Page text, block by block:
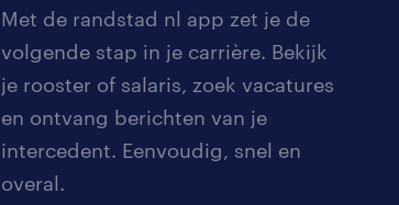
Met de randstad nl app zet je de
volgende stap in je carrière. Bekijk
je rooster of salaris, zoek vacatures
en ontvang berichten van je
intercedent. Eenvoudig, snel en
overal.